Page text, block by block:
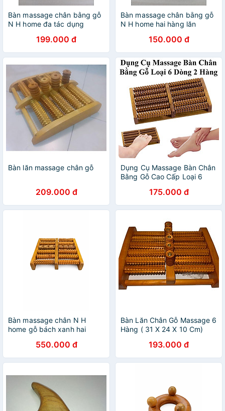
Bàn massage chân bằng gỗ
N H home đa tác dụng
199.000 đ
Bàn massage chân bằng gỗ
N H home hai hàng lăn
150.000 đ
Bàn lăn massage chân gỗ
209.000 đ
Dụng Cụ Massage Bàn Chân
Bằng Gỗ Cao Cấp Loại 6
175.000 đ
Bàn massage chân N H
home gỗ bách xanh hai
550.000 đ
Bàn Lăn Chân Gỗ Massage 6
Hàng ( 31 X 24 X 10 Cm)
193.000 đ